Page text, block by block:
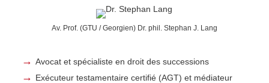
Av. Prof. (GTU / Georgien) Dr. phil. Stephan J. Lang
Avocat et spécialiste en droit des successions
Exécuteur testamentaire certifié (AGT) et médiateur